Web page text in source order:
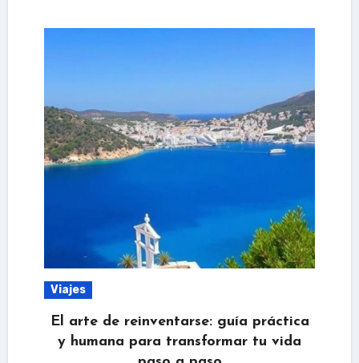
Viajes
El arte de reinventarse: guía práctica
y humana para transformar tu vida